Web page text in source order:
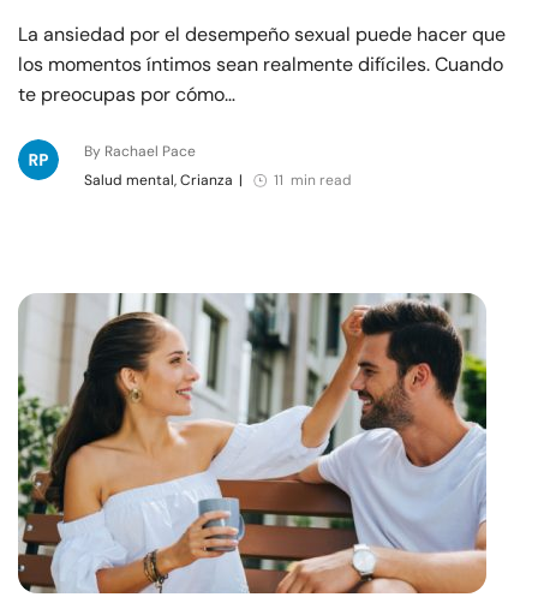
La ansiedad por el desempeño sexual puede hacer que
los momentos íntimos sean realmente difíciles. Cuando
te preocupas por cómo…
By Rachael Pace
Salud mental, Crianza | 11 min read